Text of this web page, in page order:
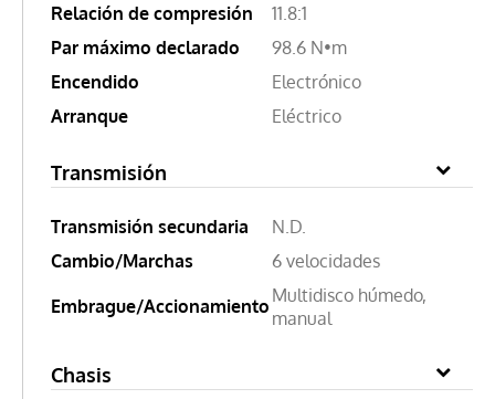
Relación de compresión
11.8:1
Par máximo declarado
98.6 N•m
Encendido
Electrónico
Arranque
Eléctrico
Transmisión
Transmisión secundaria
N.D.
Cambio/Marchas
6 velocidades
Embrague/Accionamiento Multidisco húmedo,
manual
Chasis